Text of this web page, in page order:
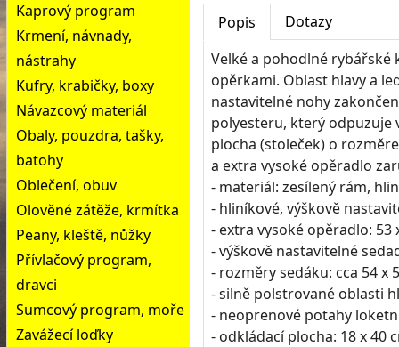
Kaprový program
Krmení, návnady,
nástrahy
Kufry, krabičky, boxy
Návazcový materiál
Obaly, pouzdra, tašky,
batohy
Oblečení, obuv
Olověné zátěže, krmítka
Peany, kleště, nůžky
Přívlačový program,
dravci
Sumcový program, moře
Zavážecí loďky
Popis
Dotazy
Velké a pohodlné rybářské
opěrkami. Oblast hlavy a
nastavitelné nohy
polyesteru, který odpuzuje
plocha (stoleček) o
a extra vysoké opěradlo
- materiál: zesílený rám,
- hliníkové, výškově
- extra vysoké opěradlo: 53
- výškově nastavitelné
- rozměry sedáku: cca 54 x
- silně polstrované oblasti
- neoprenové potahy
- odkládací plocha: 18 x 40